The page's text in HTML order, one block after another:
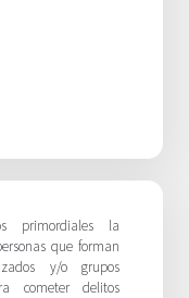
primordiales la
que forman
y/o grupos
cometer delitos